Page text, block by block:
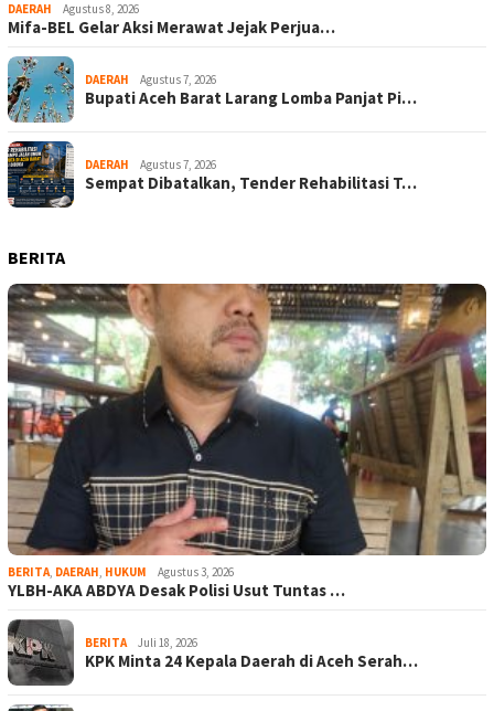
DAERAH Agustus 8, 2026
Mifa-BEL Gelar Aksi Merawat Jejak Perjua…
DAERAH Agustus 7, 2026
Bupati Aceh Barat Larang Lomba Panjat Pi…
DAERAH Agustus 7, 2026
Sempat Dibatalkan, Tender Rehabilitasi T…
BERITA
BERITA, DAERAH, HUKUM Agustus 3, 2026
YLBH-AKA ABDYA Desak Polisi Usut Tuntas …
BERITA Juli 18, 2026
KPK Minta 24 Kepala Daerah di Aceh Serah…